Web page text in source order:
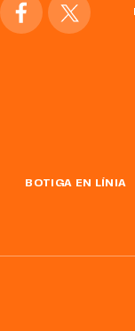
BOTIGA EN LÍNIA